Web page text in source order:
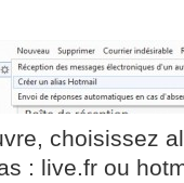
choisissez
: live.fr ou